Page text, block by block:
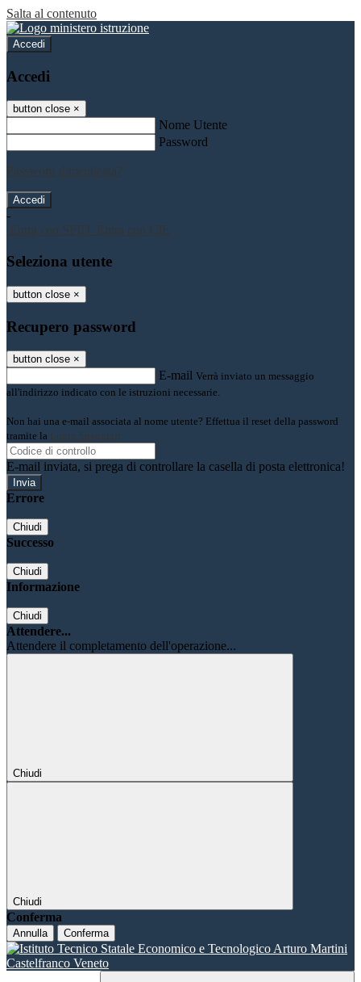
Salta al contenuto
Accedi
Accedi
button close ×
Nome Utente
Password
Password dimenticata?
-
Entra con SPID
Entra con CIE
Seleziona utente
button close ×
Recupero password
button close ×
E-mail Verrà inviato un messaggio
all'indirizzo indicato con le istruzioni necessarie.
Non hai una e-mail associata al nome utente? Effettua il reset della password
tramite la Login Spaggiari
E-mail inviata, si prega di controllare la casella di posta elettronica!
Errore
Chiudi
Successo
Chiudi
Informazione
Chiudi
Attendere...
Attendere il completamento dell'operazione...
Chiudi
Chiudi
Conferma
Annulla Conferma